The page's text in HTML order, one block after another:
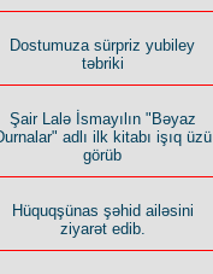
İlham İsmayıl yazır:
Rusiyanın süqutunu qaçılmaz
edən beş şərt
Dostumuza sürpriz yubiley
təbriki
Şair Lalə İsmayılın "Bəyaz
adlı ilk kitabı işıq üzü
görüb
Hüquqşünas şəhid ailəsini
ziyarət edib.